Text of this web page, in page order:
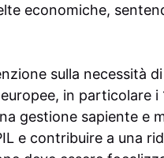
economiche,
sulla necessità
in particolare i
gestione sapiente e
e contribuire a una